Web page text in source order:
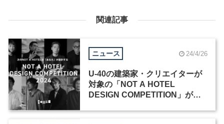
関連記事
ニュース 24/4/26
U-40の建築家・クリエイターが
対象の「NOT A HOTEL
DESIGN COMPETITION」が作